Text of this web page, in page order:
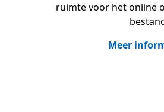
ruimte voor het online
Meer